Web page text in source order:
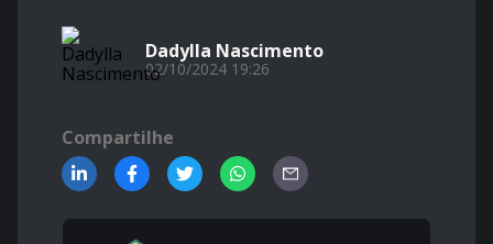
Dadylla Nascimento
02/10/2024 19:26
Compartilhe